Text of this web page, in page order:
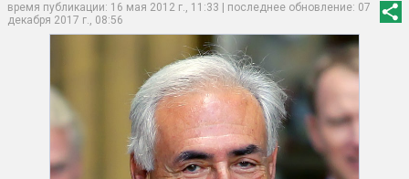
время публикации: 16 мая 2012 г., 11:33 | последнее обновление: 07
декабря 2017 г., 08:56